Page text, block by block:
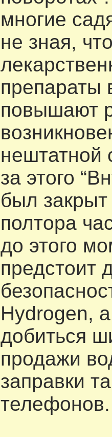
многие
не зная,
препараты
повышают
нештатной
за этого
был закрыт
полтора
до этого
предстоит
Hydrogen,
добиться
продажи
заправки
телефонов.